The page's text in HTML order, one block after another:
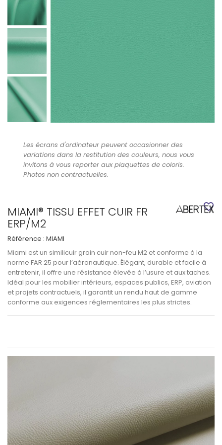
Les écrans d'ordinateur peuvent occasionner des
variations dans la restitution des couleurs, nous vous
invitons à vous reporter aux plaquettes de coloris.
Photos non contractuelles.
MIAMI® TISSU EFFET CUIR FR
ERP/M2
Référence : MIAMI
favorite_border
Miami est un similicuir grain cuir non-feu M2 et conforme à la
norme FAR 25 pour l’aéronautique. Élégant, durable et facile à
entretenir, il offre une résistance élevée à l’usure et aux taches.
Idéal pour les mobilier intérieurs, espaces publics, ERP, aviation
et projets contractuels, il garantit un rendu haut de gamme
conforme aux exigences réglementaires les plus strictes.